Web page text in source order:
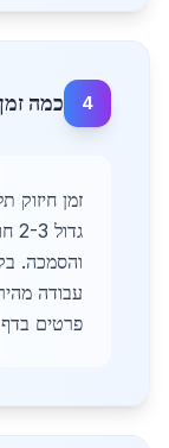
4 כמה
והסמכה.
פרטים בדף